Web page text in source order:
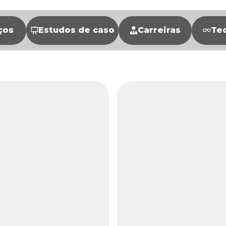
Estudos de caso Carreiras